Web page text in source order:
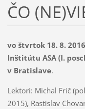
ČO
vo štvrtok 18. 8.
Inštitútu ASA (I.
v Bratislave.
Lektori: Michal Frič
2015), Rastislav